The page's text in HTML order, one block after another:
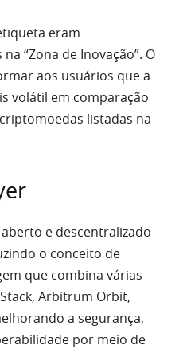
eram
“Zona de Inovação”. O
aos usuários que a
volátil em comparação
listadas na
e descentralizado
o conceito de
que combina várias
Arbitrum Orbit,
a segurança,
por meio de